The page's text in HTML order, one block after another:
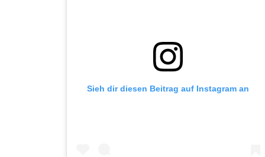
Sieh dir diesen Beitrag auf Instagram an